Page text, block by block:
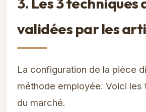
validées par les
La configuration de la pièce
méthode employée. Voici les
du marché.